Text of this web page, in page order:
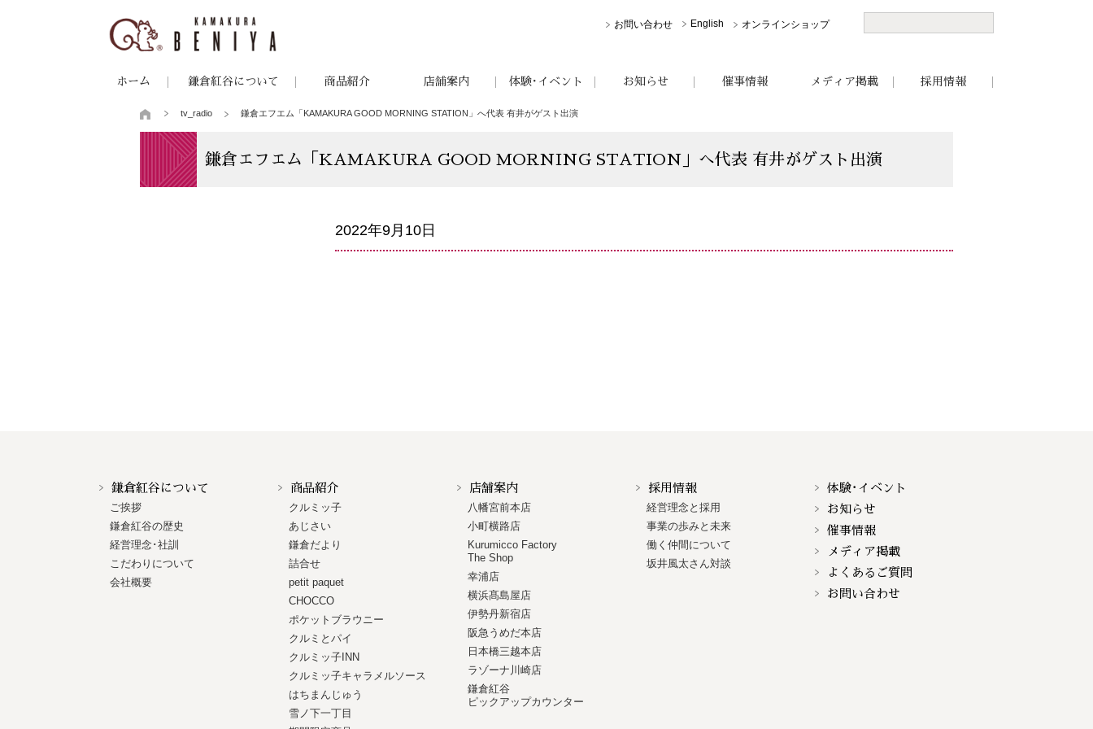
お問い合わせ English オンラインショップ
ホーム 鎌倉紅谷について 商品紹介 店舗案内 体験･イベント お知らせ 催事情報 メディア掲載 採用情報
tv_radio 鎌倉エフエム「KAMAKURA GOOD MORNING STATION」へ代表 有井がゲスト出演
鎌倉エフエム「KAMAKURA GOOD MORNING STATION」へ代表 有井がゲスト出演
2022年9月10日
鎌倉紅谷について
ご挨拶
鎌倉紅谷の歴史
経営理念･社訓
こだわりについて
会社概要
商品紹介
クルミッ子
あじさい
鎌倉だより
詰合せ
petit paquet
CHOCCO
ポケットブラウニー
クルミとパイ
クルミッ子INN
クルミッ子キャラメルソース
はちまんじゅう
雪ノ下一丁目
店舗案内
八幡宮前本店
小町横路店
Kurumicco Factory
The Shop
幸浦店
横浜髙島屋店
伊勢丹新宿店
阪急うめだ本店
日本橋三越本店
ラゾーナ川崎店
鎌倉紅谷
ピックアップカウンター
採用情報
経営理念と採用
事業の歩みと未来
働く仲間について
坂井風太さん対談
体験･イベント
お知らせ
催事情報
メディア掲載
よくあるご質問
お問い合わせ